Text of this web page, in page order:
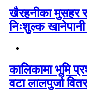
खैरहनीका मुसहर
निःशुल्क
कालिकामा भूमि
वटा लालपुर्जा